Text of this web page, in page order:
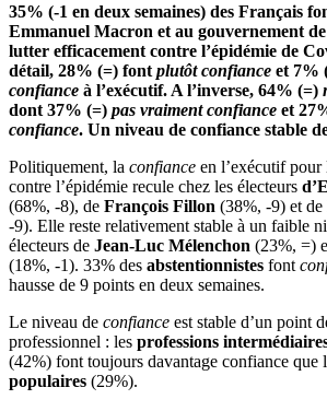
35% (-1 en deux semaines) des Français
Emmanuel Macron et au gouvernement
lutter efficacement contre l’épidémie de
détail, 28% (=) font plutôt confiance et 7%
confiance à l’exécutif. A l’inverse, 64% (=)
dont 37% (=) pas vraiment confiance et
confiance. Un niveau de confiance stable
Politiquement, la confiance en l’exécutif
contre l’épidémie recule chez les électeurs
(68%, -8), de François Fillon (38%, -9) et de
-9). Elle reste relativement stable à un faible
électeurs de Jean-Luc Mélenchon (23%, =)
(18%, -1). 33% des abstentionnistes font
hausse de 9 points en deux semaines.
Le niveau de confiance est stable d’un point
professionnel : les professions
(42%) font toujours davantage confiance que
populaires (29%).